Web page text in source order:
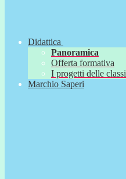
Didattica
Panoramica
Offerta formativa
I progetti delle classi
Marchio Saperi